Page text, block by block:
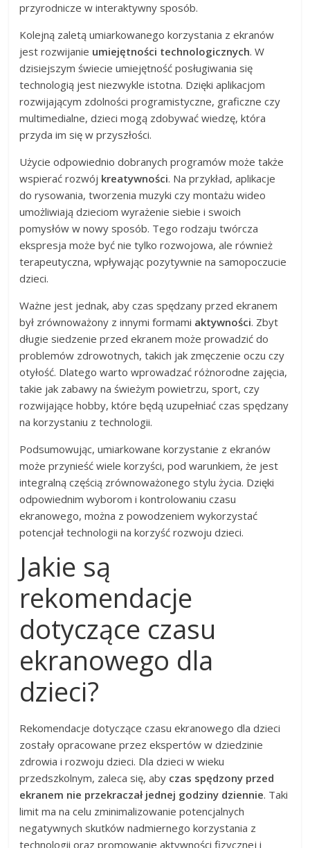
przyrodnicze w interaktywny sposób.
Kolejną zaletą umiarkowanego korzystania z ekranów
jest rozwijanie umiejętności technologicznych. W
dzisiejszym świecie umiejętność posługiwania się
technologią jest niezwykle istotna. Dzięki aplikacjom
rozwijającym zdolności programistyczne, graficzne czy
multimedialne, dzieci mogą zdobywać wiedzę, która
przyda im się w przyszłości.
Użycie odpowiednio dobranych programów może także
wspierać rozwój kreatywności. Na przykład, aplikacje
do rysowania, tworzenia muzyki czy montażu wideo
umożliwiają dzieciom wyrażenie siebie i swoich
pomysłów w nowy sposób. Tego rodzaju twórcza
ekspresja może być nie tylko rozwojowa, ale również
terapeutyczna, wpływając pozytywnie na samopoczucie
dzieci.
Ważne jest jednak, aby czas spędzany przed ekranem
był zrównoważony z innymi formami aktywności. Zbyt
długie siedzenie przed ekranem może prowadzić do
problemów zdrowotnych, takich jak zmęczenie oczu czy
otyłość. Dlatego warto wprowadzać różnorodne zajęcia,
takie jak zabawy na świeżym powietrzu, sport, czy
rozwijające hobby, które będą uzupełniać czas spędzany
na korzystaniu z technologii.
Podsumowując, umiarkowane korzystanie z ekranów
może przynieść wiele korzyści, pod warunkiem, że jest
integralną częścią zrównoważonego stylu życia. Dzięki
odpowiednim wyborom i kontrolowaniu czasu
ekranowego, można z powodzeniem wykorzystać
potencjał technologii na korzyść rozwoju dzieci.
Jakie są
rekomendacje
dotyczące czasu
ekranowego dla
dzieci?
Rekomendacje dotyczące czasu ekranowego dla dzieci
zostały opracowane przez ekspertów w dziedzinie
zdrowia i rozwoju dzieci. Dla dzieci w wieku
przedszkolnym, zaleca się, aby czas spędzony przed
ekranem nie przekraczał jednej godziny dziennie. Taki
limit ma na celu zminimalizowanie potencjalnych
negatywnych skutków nadmiernego korzystania z
technologii oraz promowanie aktywności fizycznej i